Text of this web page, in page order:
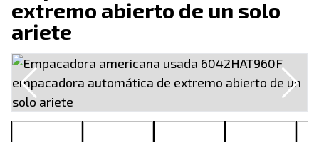
extremo abierto de un solo
ariete